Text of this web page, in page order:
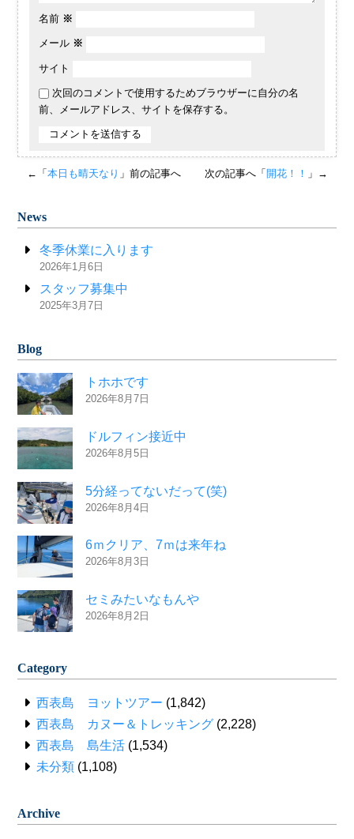
名前 ※
メール ※
サイト
次回のコメントで使用するためブラウザーに自分の名
前、メールアドレス、サイトを保存する。
←「本日も晴天なり 」前の記事へ 次の記事へ「開花！！ 」→
News
冬季休業に入ります
2026年1月6日
スタッフ募集中
2025年3月7日
Blog
トホホです
2026年8月7日
ドルフィン接近中
2026年8月5日
5分経ってないだって(笑)
2026年8月4日
6ｍクリア、7ｍは来年ね
2026年8月3日
セミみたいなもんや
2026年8月2日
Category
西表島 ヨットツアー (1,842)
西表島 カヌー＆トレッキング (2,228)
西表島 島生活 (1,534)
未分類 (1,108)
Archive